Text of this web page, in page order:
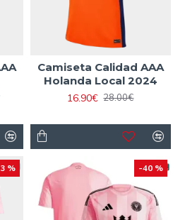
Camiseta Calidad AAA
Holanda Local 2024
16.90€ 28.00€
% -40 %